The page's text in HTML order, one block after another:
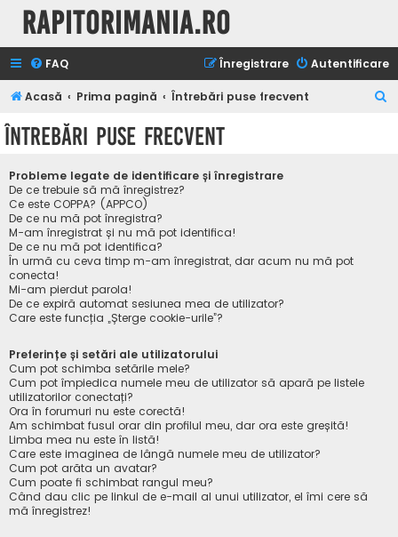
Rapitorimania.ro
FAQ Autentificare
Înregistrare
Acasă Prima pagină Întrebări puse frecvent
Întrebări puse frecvent
Probleme legate de identificare și înregistrare
De ce trebuie să mă înregistrez?
Ce este COPPA? (APPCO)
De ce nu mă pot înregistra?
M-am înregistrat și nu mă pot identifica!
De ce nu mă pot identifica?
În urmă cu ceva timp m-am înregistrat, dar acum nu mă pot
conecta!
Mi-am pierdut parola!
De ce expiră automat sesiunea mea de utilizator?
Care este funcția „Șterge cookie-urile”?
Preferințe și setări ale utilizatorului
Cum pot schimba setările mele?
Cum pot împiedica numele meu de utilizator să apară pe listele
utilizatorilor conectați?
Ora în forumuri nu este corectă!
Am schimbat fusul orar din profilul meu, dar ora este greșită!
Limba mea nu este în listă!
Care este imaginea de lângă numele meu de utilizator?
Cum pot arăta un avatar?
Cum poate fi schimbat rangul meu?
Când dau clic pe linkul de e-mail al unui utilizator, el îmi cere să
mă înregistrez!